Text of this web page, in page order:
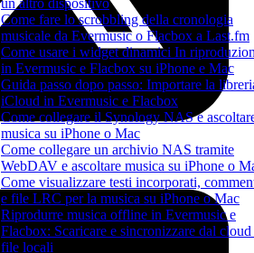
un altro dispositivo
Come fare lo scrobbling della cronologia
musicale da Evermusic o Flacbox a Last.fm
Come usare i widget dinamici In
in Evermusic e Flacbox su iPhone e Mac
Guida passo dopo passo: Importare la
iCloud in Evermusic e Flacbox
Come collegare il Synology NAS e
musica su iPhone o Mac
Come collegare un archivio NAS tramite
WebDAV e ascoltare musica su iPhone o
Come visualizzare testi incorporati,
e file LRC per la musica su iPhone o Mac
Riprodurre musica offline in Evermusic e
Flacbox: Scaricare e sincronizzare dal cloud
file locali